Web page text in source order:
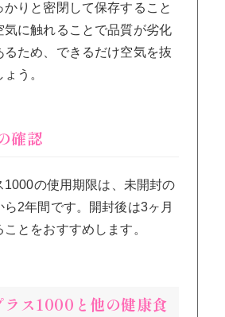
かりと密閉して保存すること
気に触れることで品質が劣化
るため、できるだけ空気を抜
う。
確認
1000の使用期限は、未開封の
2年間です。開封後は3ヶ月
とをおすすめします。
ラス1000と他の健康食